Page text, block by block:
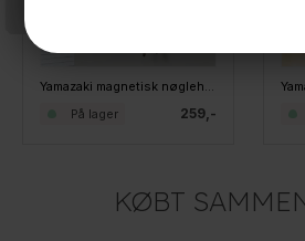
Yamazaki magnetisk nøgleholder RIN - Hvid
259,-
På lager
KØBT